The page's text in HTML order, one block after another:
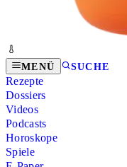
MENÜ SUCHE
Rezepte
Dossiers
Videos
Podcasts
Horoskope
Spiele